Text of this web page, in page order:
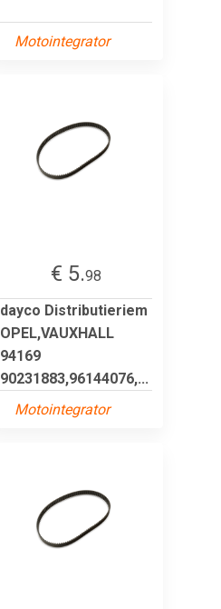
Motointegrator
€ 5.98
dayco Distributieriem
OPEL,VAUXHALL
94169
90231883,96144076,...
Motointegrator